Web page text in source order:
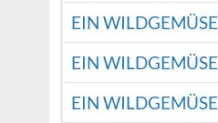
EIN WILDGEMÜSE
EIN WILDGEMÜSE
EIN WILDGEMÜSE